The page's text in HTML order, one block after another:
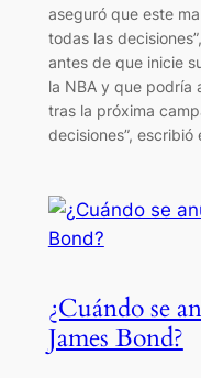
aseguró que este
todas las
antes de que inicie
la NBA y que podría
tras la próxima
decisiones”, escribió
¿Cuándo se
James Bond?